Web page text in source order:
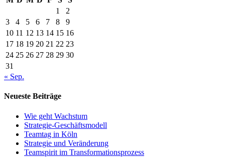
1
2
3
4 5 6 7 8
9
10 11 12 13 14 15 16
17 18 19 20 21 22 23
24 25 26 27 28 29 30
31
« Sep.
Neueste Beiträge
Wie geht Wachstum
Strategie-Geschäftsmodell
Teamtag in Köln
Strategie und Veränderung
Teamspirit im Transformationsprozess